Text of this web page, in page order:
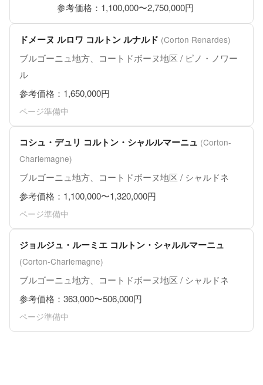
参考価格：1,100,000〜2,750,000円
ドメーヌ ルロワ コルトン ルナルド (Corton Renardes)
ブルゴーニュ地方、コートドボーヌ地区 / ピノ・ノワー
ル
参考価格：1,650,000円
ページ準備中
コシュ・デュリ コルトン・シャルルマーニュ (Corton-
Charlemagne)
ブルゴーニュ地方、コートドボーヌ地区 / シャルドネ
参考価格：1,100,000〜1,320,000円
ページ準備中
ジョルジュ・ルーミエ コルトン・シャルルマーニュ
(Corton-Charlemagne)
ブルゴーニュ地方、コートドボーヌ地区 / シャルドネ
参考価格：363,000〜506,000円
ページ準備中